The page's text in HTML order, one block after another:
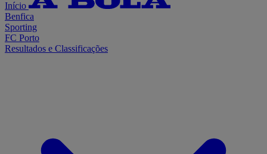
Início
Benfica
Sporting
FC Porto
Resultados e Classificações